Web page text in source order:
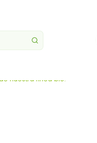
nuestra línea bio.